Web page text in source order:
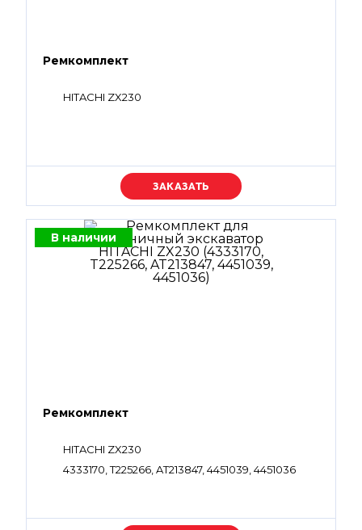
Ремкомплект
HITACHI ZX230
Уточняйте цену
В наличии
Ремкомплект
HITACHI ZX230
4333170, T225266, AT213847, 4451039, 4451036